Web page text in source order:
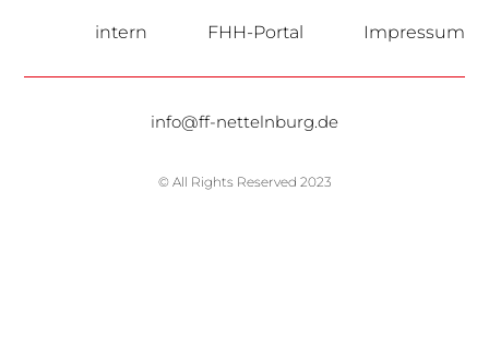
intern FHH-Portal Impressum
info@ff-nettelnburg.de
© All Rights Reserved 2023